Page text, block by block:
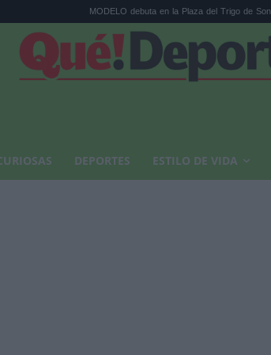
MODELO debuta en la Plaza del Trigo de Sonorama Ri...
DEPORTES ESTILO DE VIDA